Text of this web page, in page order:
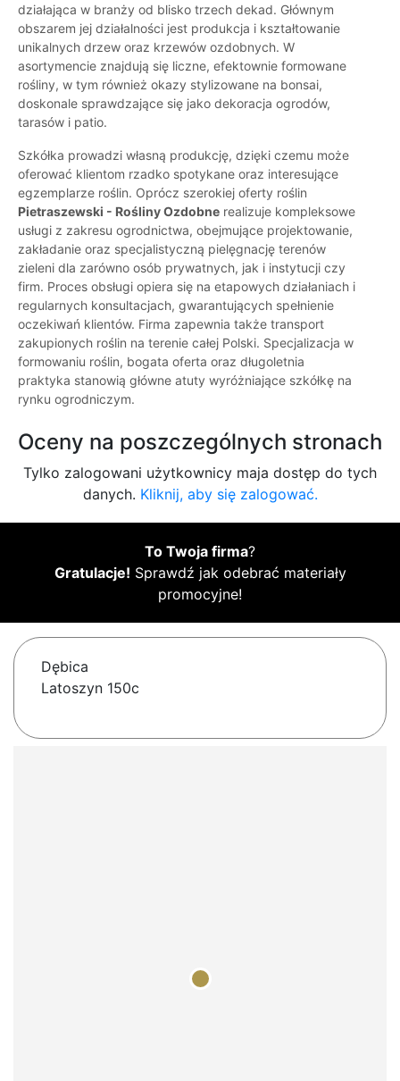
działająca w branży od blisko trzech dekad. Głównym
obszarem jej działalności jest produkcja i kształtowanie
unikalnych drzew oraz krzewów ozdobnych. W
asortymencie znajdują się liczne, efektownie formowane
rośliny, w tym również okazy stylizowane na bonsai,
doskonale sprawdzające się jako dekoracja ogrodów,
tarasów i patio.
Szkółka prowadzi własną produkcję, dzięki czemu może
oferować klientom rzadko spotykane oraz interesujące
egzemplarze roślin. Oprócz szerokiej oferty roślin
Pietraszewski - Rośliny Ozdobne realizuje kompleksowe
usługi z zakresu ogrodnictwa, obejmujące projektowanie,
zakładanie oraz specjalistyczną pielęgnację terenów
zieleni dla zarówno osób prywatnych, jak i instytucji czy
firm. Proces obsługi opiera się na etapowych działaniach i
regularnych konsultacjach, gwarantujących spełnienie
oczekiwań klientów. Firma zapewnia także transport
zakupionych roślin na terenie całej Polski. Specjalizacja w
formowaniu roślin, bogata oferta oraz długoletnia
praktyka stanowią główne atuty wyróżniające szkółkę na
rynku ogrodniczym.
Oceny na poszczególnych stronach
Tylko zalogowani użytkownicy maja dostęp do tych
danych. Kliknij, aby się zalogować.
To Twoja firma?
Gratulacje! Sprawdź jak odebrać materiały
promocyjne!
Dębica
Latoszyn 150c